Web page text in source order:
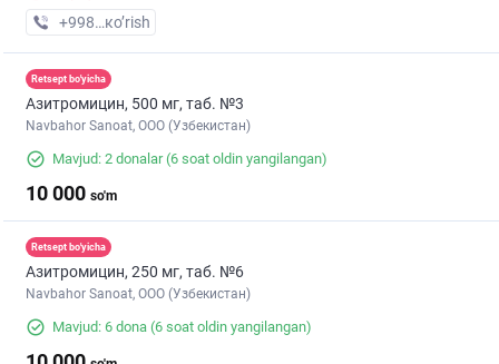
+998 (77) XXX-XX-XX
кo’rish
Retsept bo'yicha
Азитромицин, 500 мг, таб. №3
Navbahor Sanoat, ООО (Узбекистан)
Mavjud: 2 donalar(6 soat oldin yangilangan)
10 000 so'm
Retsept bo'yicha
Азитромицин, 250 мг, таб. №6
Navbahor Sanoat, ООО (Узбекистан)
Mavjud: 6 dona (6 soat oldin yangilangan)